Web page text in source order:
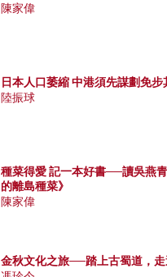
陳家偉
日本人口萎縮 中港須先謀劃免步
陸振球
種菜得愛 記一本好書──讀吳燕
的離島種菜》
陳家偉
金秋文化之旅──踏上古蜀道，走